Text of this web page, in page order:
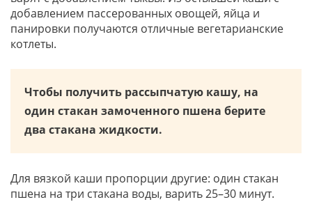
добавлением пассерованных овощей, яйца и
панировки получаются отличные вегетарианские
котлеты.
Чтобы получить рассыпчатую кашу, на
один стакан замоченного пшена берите
два стакана жидкости.
Для вязкой каши пропорции другие: один стакан
пшена на три стакана воды, варить 25–30 минут.